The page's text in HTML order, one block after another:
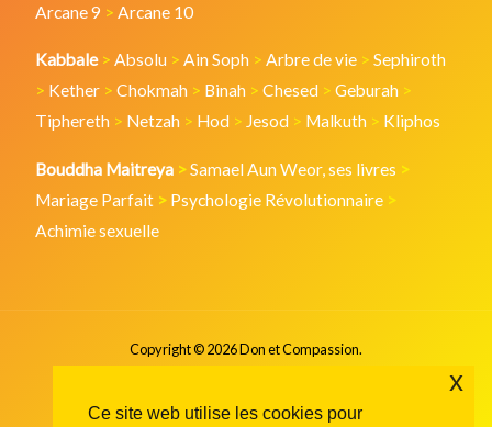
Arcane 9 > Arcane 10
Kabbale> Absolu > Ain Soph > Arbre de vie > Sephiroth
> Kether > Chokmah > Binah > Chesed > Geburah >
Tiphereth > Netzah > Hod > Jesod > Malkuth > Kliphos
Bouddha Maitreya >Samael Aun Weor, ses livres >
Mariage Parfait > Psychologie Révolutionnaire >
Achimie sexuelle
Copyright © 2026 Don et Compassion.
Ce site web utilise les cookies pour
x